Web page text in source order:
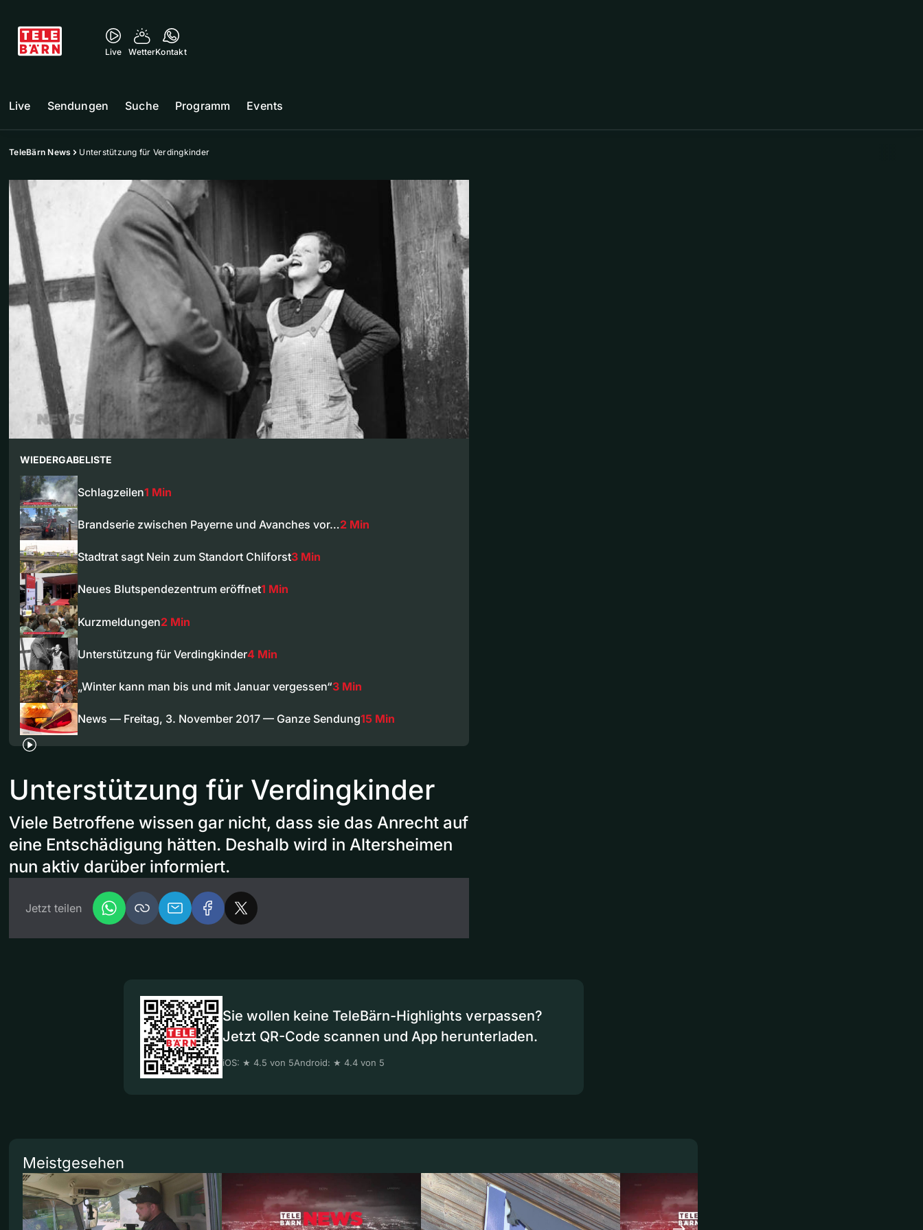
Live WetterKontakt
Live Sendungen Suche Programm Events
TeleBärn News Unterstützung für Verdingkinder
WIEDERGABELISTE
Schlagzeilen1 Min
Brandserie zwischen Payerne und Avanches vor…2 Min
Stadtrat sagt Nein zum Standort Chliforst3 Min
Neues Blutspendezentrum eröffnet1 Min
Kurzmeldungen2 Min
Unterstützung für Verdingkinder4 Min
„Winter kann man bis und mit Januar vergessen“3 Min
News — Freitag, 3. November 2017 — Ganze Sendung15 Min
Unterstützung für Verdingkinder
Viele Betroffene wissen gar nicht, dass sie das Anrecht auf
eine Entschädigung hätten. Deshalb wird in Altersheimen
nun aktiv darüber informiert.
Jetzt teilen
Sie wollen keine TeleBärn-Highlights verpassen?
Jetzt QR-Code scannen und App herunterladen.
iOS: ★ 4.5 von 5Android: ★ 4.4 von 5
Meistgesehen